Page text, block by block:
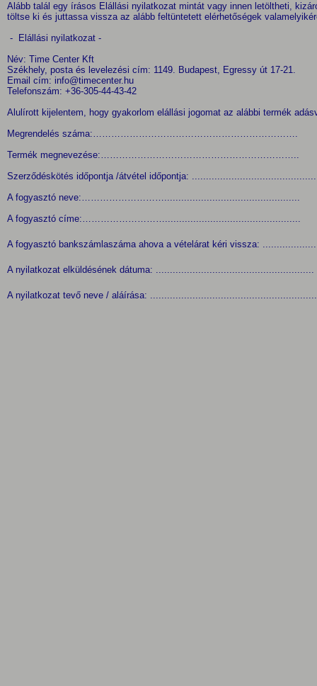
Alább talál egy írásos Elállási nyilatkozat mintát vagy innen letöltheti,
töltse ki és juttassa vissza az alább feltüntetett elérhetőségek
- Elállási nyilatkozat -
Név: Time Center Kft
Székhely, posta és levelezési cím: 1149. Budapest, Egressy út 17-21.
Email cím: info@timecenter.hu
Telefonszám: +36-305-44-43-42
Alulírott kijelentem, hogy gyakorlom elállási jogomat az alábbi termék
Megrendelés száma:………………………………………………………….
Termék megnevezése:………………………………………………………..
Szerződéskötés időpontja /átvétel időpontja:
A fogyasztó neve:………………………................................................
A fogyasztó címe:………………………................................................
A fogyasztó bankszámlaszáma ahova a vételárat kéri vissza:
A nyilatkozat elküldésének dátuma: ........................................................
A nyilatkozat tevő neve / aláírása: ...........................................................